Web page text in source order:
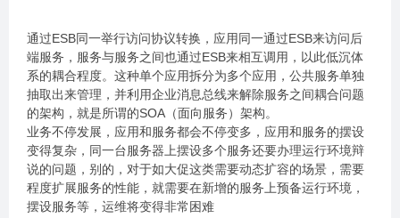
通过ESB同一举行访问协议转换，应用同一通过ESB来访问后
端服务，服务与服务之间也通过ESB来相互调用，以此低沉体
系的耦合程度。这种单个应用拆分为多个应用，公共服务单独
抽取出来管理，并利用企业消息总线来解除服务之间耦合问题
的架构，就是所谓的SOA（面向服务）架构。
业务不停发展，应用和服务都会不停变多，应用和服务的摆设
变得复杂，同一台服务器上摆设多个服务还要办理运行环境辩
说的问题，别的，对于如大促这类需要动态扩容的场景，需要
程度扩展服务的性能，就需要在新增的服务上预备运行环境，
摆设服务等，运维将变得非常困难